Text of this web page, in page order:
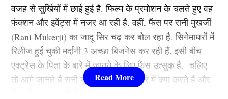
कभी रूकी ही नहीं. गंगुबाई, आर आर आर, राजी, ब्रह्मास्त्र जैसी
फिल्मों से आलिया भट्ट बॉलीवुड की क्वीन बन बैठी. माना जाता है
कि जिस भी फिल्म से आलिया भट्टा का नाम जुड़ता है उसका हिट
होना तय है.
3.श्रद्धा कपूर ( Shraddha Kapoor )
वजह से सुर्खियों में छाई हुई है. फिल्म के प्रमोशन के चलते हुए वह
फंक्शन और इवेंट्स में नजर आ रही है. वहीं, फैंस पर रानी मुखर्जी
(Rani Mukerji) का जादू सिर चढ़ कर बोल रहा है. सिनेमाघरों में
रिलीज हुई चुकी मर्दानी 3 अच्छा बिजनेस कर रही हैं. इसी बीच
एक्ट्रेस के पिता के बारे में जानने के लिए फैंस उत्सुक है. चलिए
तो आगे जानते हैं रानी मुखर्जी के पिता के बारे में क्या करते हैं और